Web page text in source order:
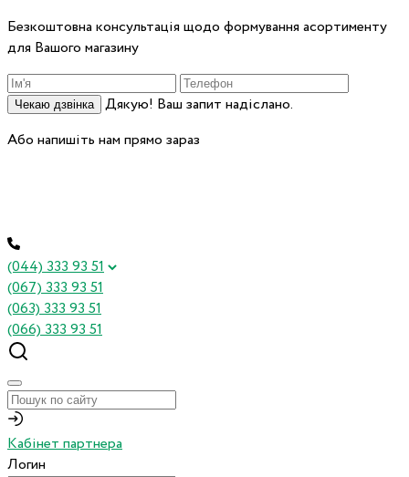
Безкоштовна консультація щодо формування асортименту
для Вашого магазину
Чекаю дзвінка
Дякую! Ваш запит надіслано.
Або напишіть нам прямо зараз
(044) 333 93 51
(067) 333 93 51
(063) 333 93 51
(066) 333 93 51
Кабінет партнера
Логин